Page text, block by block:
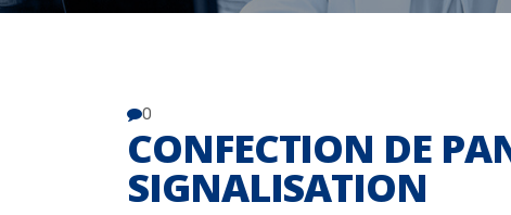
0
CONFECTION DE
SIGNALISATION